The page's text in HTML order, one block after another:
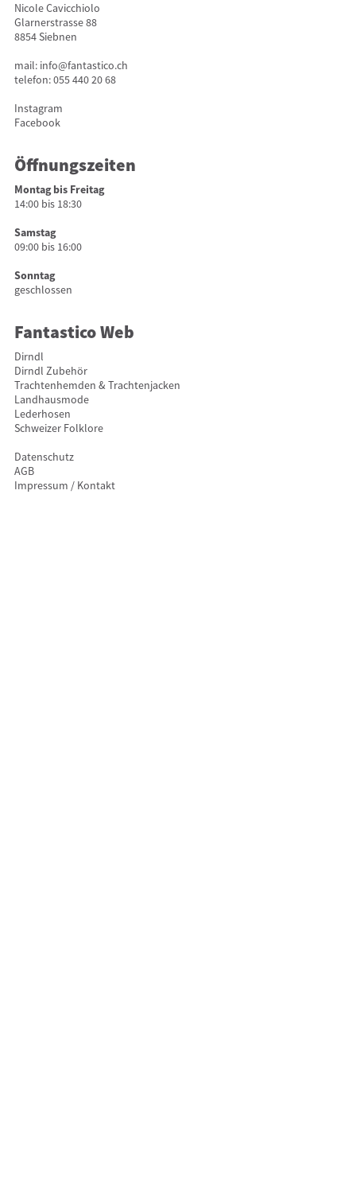
Nicole Cavicchiolo
Glarnerstrasse 88
8854 Siebnen
mail: info@fantastico.ch
telefon:055 440 20 68
Instagram
Facebook
Öffnungszeiten
Montag bis Freitag
14:00 bis 18:30
Samstag
09:00 bis 16:00
Sonntag
geschlossen
Fantastico Web
Dirndl
Dirndl Zubehör
Trachtenhemden & Trachtenjacken
Landhausmode
Lederhosen
Schweizer Folklore
Datenschutz
AGB
Impressum / Kontakt